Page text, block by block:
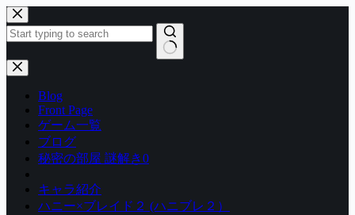
コ
ン
テ
ン
ツ
結
Blog
Front Page
ゲーム一覧
ブログ
秘密の部屋 謎解き0
キャラ紹介
ハニー×ブレイド２ (ハニブレ２）